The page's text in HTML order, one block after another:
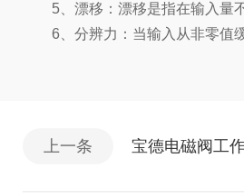
5、漂移：漂移是指在输入量不
6、分辨力：当输入从非零值缓
上一条 宝德电磁阀工